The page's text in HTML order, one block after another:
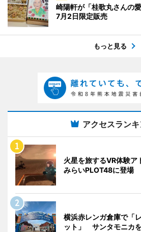
崎陽軒が「桂歌丸さんの
7月2日限定販売
もっと見る
アクセスラン
火星を旅するVR体験
みらいPLOT48に登場
横浜赤レンガ倉庫で「
ット」 サンタモニカ